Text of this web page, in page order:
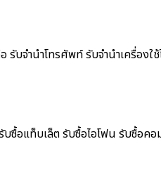
จำนำโทรศัพท์ รับจำนำเครื่อง
ซื้อแท็บเล็ต รับซื้อไอโฟน รับซื้อค